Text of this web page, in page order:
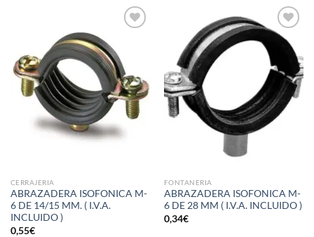
lista de
deseos
CERRAJERIA
ABRAZADERA ISOFONICA M-
6 DE 14/15 MM. ( I.V.A.
INCLUIDO )
0,55€
Añadir
a la
lista de
deseos
FONTANERIA
ABRAZADERA ISOFONICA M-
6 DE 28 MM ( I.V.A. INCLUIDO )
0,34€